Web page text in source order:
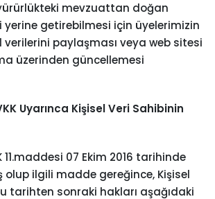
mevzuattan doğan
yerine getirebilmesi için üyelerimizin
paylaşması veya web sitesi
üzerinden güncellemesi
Uyarınca Kişisel Veri Sahibinin
11.maddesi 07 Ekim 2016 tarihinde
ilgili madde gereğince, Kişisel
tarihten sonraki hakları aşağıdaki